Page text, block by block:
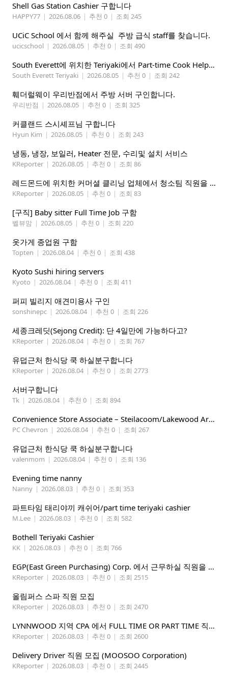
Shell Gas Station Cashier 구합니다
HAPPY77 | 2026.08.06 | 추천 0 | 조회 245
UCiC School 에서 함께 해주실 주방 급식 staff를 찾습니다.
ucicschool | 2026.08.05 | 추천 0 | 조회 490
South Everett에 위치한 Teriyaki에서 Part-time Cook Helper 구합니다. Mon-Sat, 4:00 pm-8:30 pm
South Everett Teriyaki | 2026.08.05 | 추천 0 | 조회 242
훼더럴웨이 우리반점에서 주방 서버 구인합니다.
우리반점 | 2026.08.05 | 추천 0 | 조회 325
커클랜드 스시셰프님 구합니다
Hyun Kim | 2026.08.05 | 추천 0 | 조회 243
냉동, 냉장, 보일러, Heater 전문, 수리및 설치 서비스
KReporter | 2026.08.05 | 추천 0 | 조회 86
레드몬드에 위치한 커머셜 클리닝 업체에서 청소팀 직원을 모집합니다.
KReporter | 2026.08.05 | 추천 0 | 조회 83
[구직] Baby sitter Full Time Job 구함
벨뷰맘 | 2026.08.05 | 추천 0 | 조회 220
옷가게 종업원 구함
Topten | 2026.08.04 | 추천 0 | 조회 438
Kyoto Sushi hiring servers
Kyoto | 2026.08.04 | 추천 0 | 조회 411
퍼피 빌리지 애견미용사 구인
sonshinepc | 2026.08.04 | 추천 0 | 조회 226
세종크레딧(Sejong Credit): 단 4일만에 가능하다고?
KReporter | 2026.08.04 | 추천 0 | 조회 767
유덥근처 한식당 쿡 하실분구합니다
KReporter | 2026.08.04 | 추천 0 | 조회 2773
서버구합니다
Tk | 2026.08.04 | 추천 0 | 조회 894
Convenience Store Associate – Steilacoom/Lakewood Area, $19 -$21/hr
PC Chevron | 2026.08.04 | 추천 0 | 조회 267
유덥근처 한식당 쿡 하실분구합니다
valenmom | 2026.08.04 | 추천 0 | 조회 136
Evening time nanny
Nanny | 2026.08.03 | 추천 0 | 조회 353
파트타임 태리야끼 캐쉬어/part time teriyaki cashier
M.Lee | 2026.08.03 | 추천 0 | 조회 582
Bothell Teriyaki Cashier
KK | 2026.08.03 | 추천 0 | 조회 766
EGP(East Green Purchasing) Corp. 에서 근무하실 직원을 아래와 같이 모집합니다.
KReporter | 2026.08.03 | 추천 0 | 조회 2515
올림퍼스 스파 직원 모집
KReporter | 2026.08.03 | 추천 0 | 조회 2470
LYNNWOOD 지역 CPA 에서 FULL TIME OR PART TIME 직원을 찾습니다
KReporter | 2026.08.03 | 추천 0 | 조회 2600
Delivery Driver 직원 모집 (MOOSOO Corporation)
KReporter | 2026.08.03 | 추천 0 | 조회 2445